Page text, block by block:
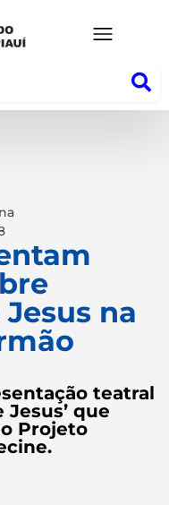
na
teatral
Jesus’ que
Projeto